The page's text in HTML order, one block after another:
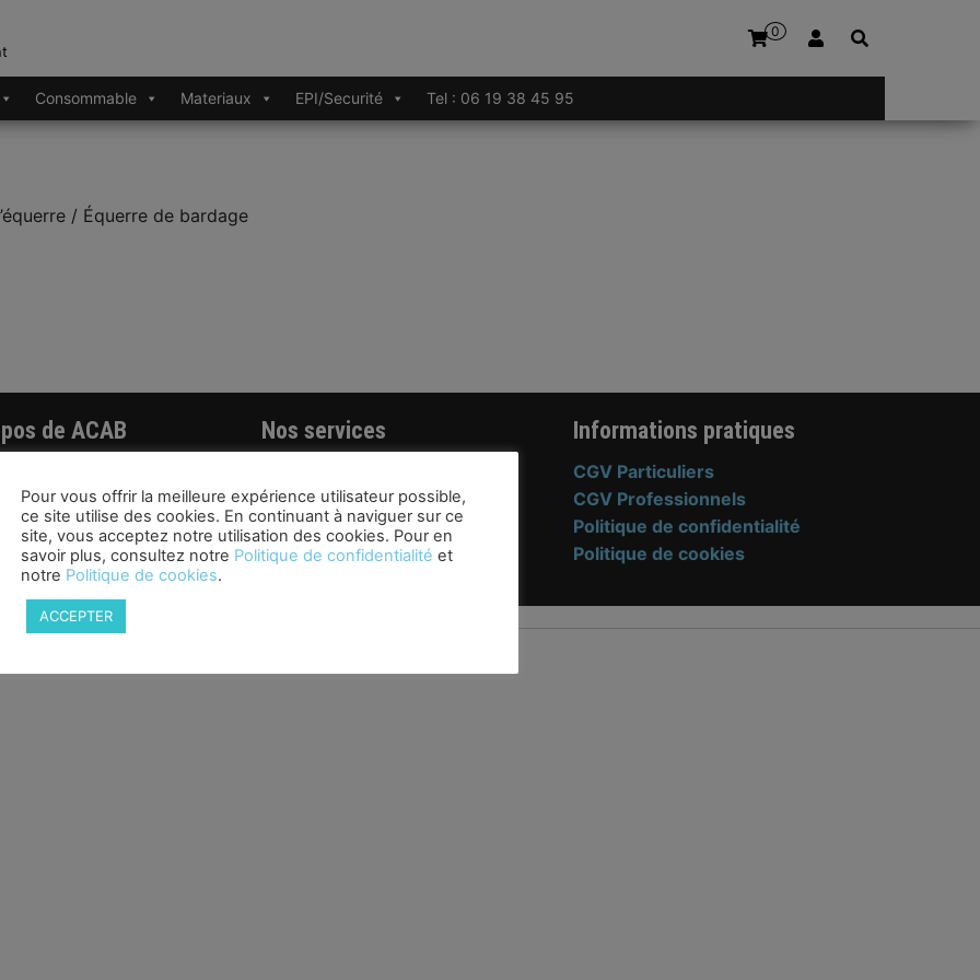
0
Consommable Materiaux EPI/Securité Tel : 06 19 38 45 95
/ Équerre de bardage
de ACAB
de l’entreprise
légales
Nos services
Inscription Alertes arrivage
Mon compte
Informations pratiques
CGV Particuliers
CGV Professionnels
Politique de confidentialité
Politique de cookies
Pour vous offrir la meilleure expérience utilisateur possible,
ce site utilise des cookies. En continuant à naviguer sur ce
site, vous acceptez notre utilisation des cookies. Pour en
savoir plus, consultez notre Politique de confidentialité et
notre Politique de cookies.
ACCEPTER